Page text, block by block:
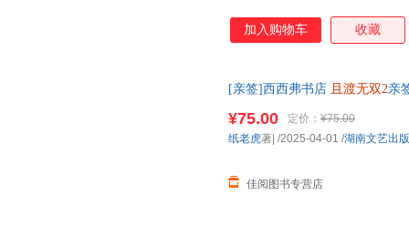
加入购物车 收藏
[亲签]西西弗书店 且渡无双2亲
¥75.00 定价： ¥75.00
佳阅图书专营店
纸老虎著| /2025-04-01 /湖南文艺出